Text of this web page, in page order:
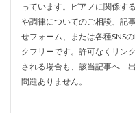
っています。ピアノに関係す
や調律についてのご相談、記
せフォーム、または各種SNS
クフリーです。許可なくリン
される場合も、該当記事へ「
問題ありません。